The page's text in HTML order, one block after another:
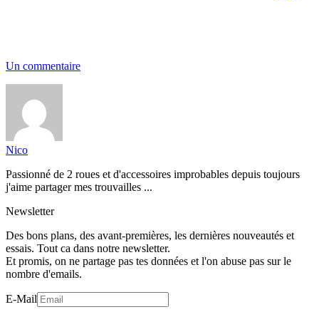
Un commentaire
Nico
Passionné de 2 roues et d'accessoires improbables depuis toujours
j'aime partager mes trouvailles ...
Newsletter
Des bons plans, des avant-premières, les dernières nouveautés et
essais. Tout ca dans notre newsletter.
Et promis, on ne partage pas tes données et l'on abuse pas sur le
nombre d'emails.
E-Mail